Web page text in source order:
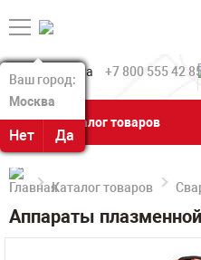
Ваш город:
Москва
Нет Да
Ваш город:
Москва
Нет Да
+7 800 555 42
Каталог товаров
Каталог товаров
Аппараты